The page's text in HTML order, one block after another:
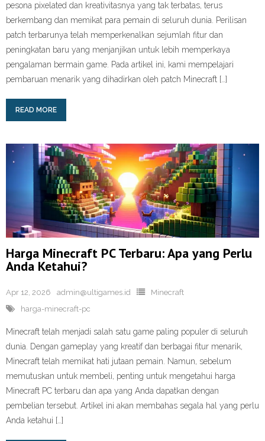
pesona pixelated dan kreativitasnya yang tak terbatas, terus
berkembang dan memikat para pemain di seluruh dunia. Perilisan
patch terbarunya telah memperkenalkan sejumlah fitur dan
peningkatan baru yang menjanjikan untuk lebih memperkaya
pengalaman bermain game. Pada artikel ini, kami mempelajari
pembaruan menarik yang dihadirkan oleh patch Minecraft […]
READ MORE
Harga Minecraft PC Terbaru: Apa yang Perlu
Anda Ketahui?
Apr 12, 2026 admin@ultigames.id
Minecraft
harga-minecraft-pc
Minecraft telah menjadi salah satu game paling populer di seluruh
dunia. Dengan gameplay yang kreatif dan berbagai fitur menarik,
Minecraft telah memikat hati jutaan pemain. Namun, sebelum
memutuskan untuk membeli, penting untuk mengetahui harga
Minecraft PC terbaru dan apa yang Anda dapatkan dengan
pembelian tersebut. Artikel ini akan membahas segala hal yang perlu
Anda ketahui […]